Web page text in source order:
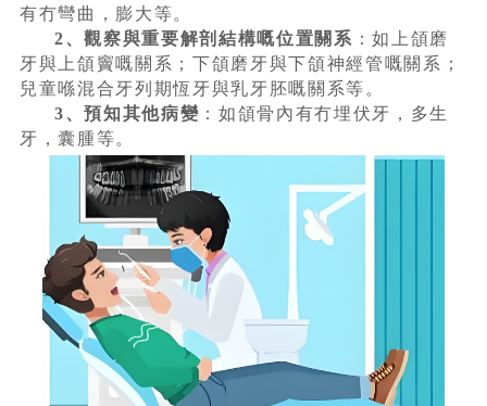
有冇彎曲，膨大等。
2、觀察與重要解剖結構嘅位置關系 ：如上頜磨
牙與上頜竇嘅關系；下頜磨牙與下頜神經管嘅關系；
兒童喺混合牙列期恆牙與乳牙胚嘅關系等。
3、預知其他病變 ：如頜骨內有冇埋伏牙，多生
牙，囊腫等。